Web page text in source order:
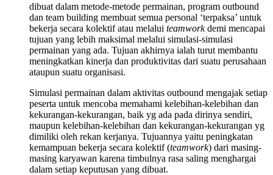
dibuat dalam metode-metode permainan, program outbound
dan team building membuat semua personal ‘terpaksa’ untuk
bekerja secara kolektif atau melalui teamworkdemi mencapai
tujuan yang lebih maksimal melalui simulasi-simulasi
permainan yang ada. Tujuan akhirnya ialah turut membantu
meningkatkan kinerja dan produktivitas dari suatu perusahaan
ataupun suatu organisasi.
Simulasi permainan dalam aktivitas outbound mengajak setiap
peserta untuk mencoba memahami kelebihan-kelebihan dan
kekurangan-kekurangan, baik yg ada pada dirinya sendiri,
maupun kelebihan-kelebihan dan kekurangan-kekurangan yg
dimiliki oleh rekan kerjanya. Tujuannya yaitu peningkatan
kemampuan bekerja secara kolektif (teamwork) dari masing-
masing karyawan karena timbulnya rasa saling menghargai
dalam setiap keputusan yang dibuat.